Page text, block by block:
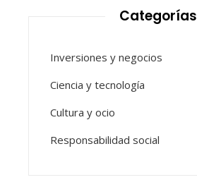
Categorías
Inversiones y negocios
Ciencia y tecnología
Cultura y ocio
Responsabilidad social